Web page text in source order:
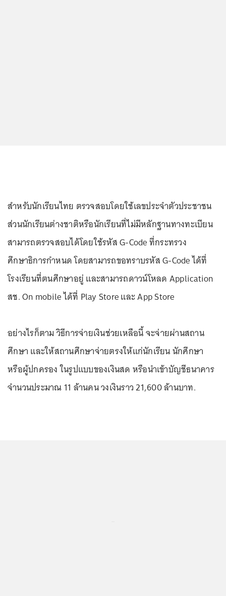
สำหรับนักเรียนไทย ตรวจสอบโดยใช้เลขประจำตัวประชาชน
ส่วนนักเรียนต่างชาติหรือนักเรียนที่ไม่มีหลักฐานทางทะเบียน
สามารถตรวจสอบได้โดยใช้รหัส G-Code ที่กระทรวง
ศึกษาธิการกำหนด โดยสามารถขอทราบรหัส G-Code ได้ที่
โรงเรียนที่ตนศึกษาอยู่ และสามารถดาวน์โหลด Application
สช. On mobile ได้ที่ Play Store และ App Store
อย่างไรก็ตาม วิธีการจ่ายเงินช่วยเหลือนี้ จะจ่ายผ่านสถาน
ศึกษา และให้สถานศึกษาจ่ายตรงให้แก่นักเรียน นักศึกษา
หรือผู้ปกครอง ในรูปแบบของเงินสด หรือนำเข้าบัญชีธนาคาร
จำนวนประมาณ 11 ล้านคน วงเงินราว 21,600 ล้านบาท.